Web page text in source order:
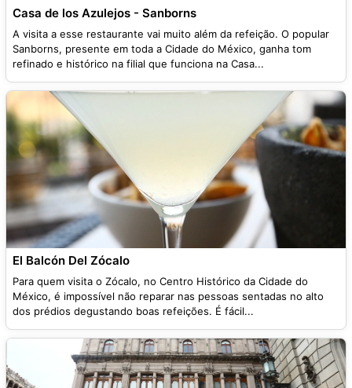
Casa de los Azulejos - Sanborns
A visita a esse restaurante vai muito além da refeição. O popular
Sanborns, presente em toda a Cidade do México, ganha tom
refinado e histórico na filial que funciona na Casa...
El Balcón Del Zócalo
Para quem visita o Zócalo, no Centro Histórico da Cidade do
México, é impossível não reparar nas pessoas sentadas no alto
dos prédios degustando boas refeições. É fácil...